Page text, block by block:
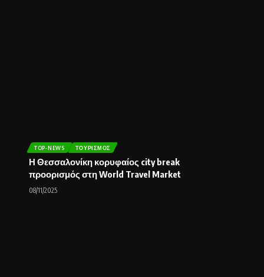
TOP-NEWS ΤΟΥΡΙΣΜΌΣ
Η Θεσσαλονίκη κορυφαίος city break
προορισμός στη World Travel Market
08/11/2025